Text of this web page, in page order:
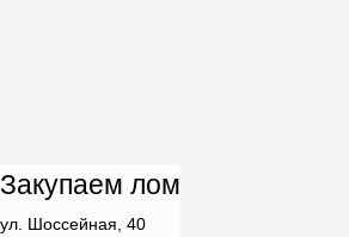
Закупаем лом
ул. Шоссейная, 40